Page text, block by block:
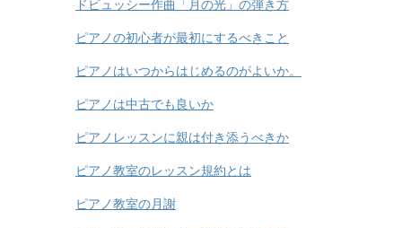
ドビュッシー作曲「月の光」の弾き方
ピアノの初心者が最初にするべきこと
ピアノはいつからはじめるのがよいか。
ピアノは中古でも良いか
ピアノレッスンに親は付き添うべきか
ピアノ教室のレッスン規約とは
ピアノ教室の月謝